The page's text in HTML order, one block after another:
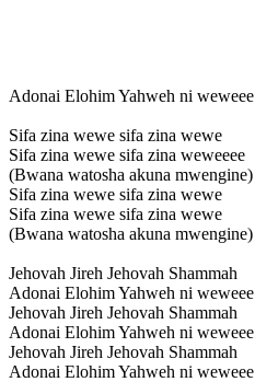
Adonai Elohim Yahweh ni weweee
Sifa zina wewe sifa zina wewe
Sifa zina wewe sifa zina weweeee
(Bwana watosha akuna mwengine)
Sifa zina wewe sifa zina wewe
Sifa zina wewe sifa zina wewe
(Bwana watosha akuna mwengine)
Jehovah Jireh Jehovah Shammah
Adonai Elohim Yahweh ni weweee
Jehovah Jireh Jehovah Shammah
Adonai Elohim Yahweh ni weweee
Jehovah Jireh Jehovah Shammah
Adonai Elohim Yahweh ni weweee